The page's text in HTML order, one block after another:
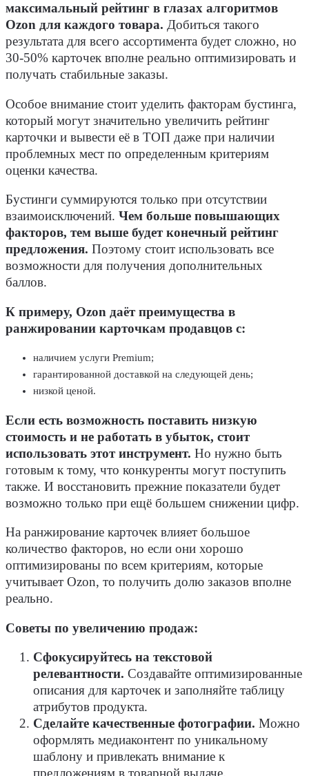
максимальный рейтинг в глазах алгоритмов
Ozon для каждого товара. Добиться такого
результата для всего ассортимента будет сложно, но
30-50% карточек вполне реально оптимизировать и
получать стабильные заказы.
Особое внимание стоит уделить факторам бустинга,
который могут значительно увеличить рейтинг
карточки и вывести её в ТОП даже при наличии
проблемных мест по определенным критериям
оценки качества.
Бустинги суммируются только при отсутствии
взаимоисключений. Чем больше повышающих
факторов, тем выше будет конечный рейтинг
предложения. Поэтому стоит использовать все
возможности для получения дополнительных
баллов.
К примеру, Ozon даёт преимущества в
ранжировании карточкам продавцов с:
наличием услуги Premium;
гарантированной доставкой на следующей день;
низкой ценой.
Если есть возможность поставить низкую
стоимость и не работать в убыток, стоит
использовать этот инструмент. Но нужно быть
готовым к тому, что конкуренты могут поступить
также. И восстановить прежние показатели будет
возможно только при ещё большем снижении цифр.
На ранжирование карточек влияет большое
количество факторов, но если они хорошо
оптимизированы по всем критериям, которые
учитывает Ozon, то получить долю заказов вполне
реально.
Советы по увеличению продаж:
Сфокусируйтесь на текстовой
релевантности. Создавайте оптимизированные
описания для карточек и заполняйте таблицу
атрибутов продукта.
Сделайте качественные фотографии. Можно
оформлять медиаконтент по уникальному
шаблону и привлекать внимание к